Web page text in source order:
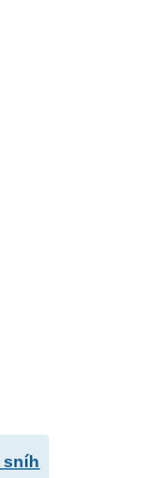
sníh